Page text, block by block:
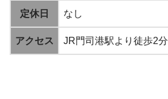
定休日 なし
アクセス JR門司港駅より徒歩2分